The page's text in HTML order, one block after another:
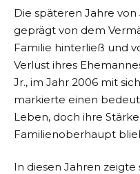
Die späteren Jahre
geprägt von dem
Familie hinterließ und
Verlust ihres
Jr., im Jahr 2006 mit
markierte einen
Leben, doch ihre
Familienoberhaupt
In diesen Jahren